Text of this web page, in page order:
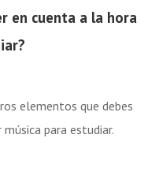
en cuenta a la hora
elementos que debes
para estudiar.